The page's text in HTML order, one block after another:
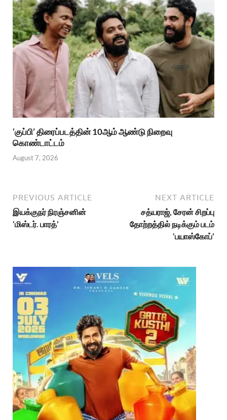
‘குப்பி’ திரைப்படத்தின் 10ஆம் ஆண்டு நிறைவு
கொண்டாட்டம்
August 7, 2026
PREVIOUS ARTICLE
இயக்குநர் நிரஞ்சனின்
‘மிஸ்டர். பாரத்’
NEXT ARTICLE
சத்யராஜ், சேரன் சிறப்பு
தோற்றத்தில் நடிக்கும் படம்
‘பயாஸ்கோப்’